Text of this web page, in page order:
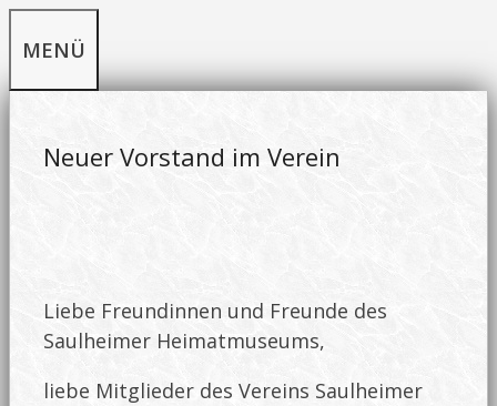
Inhalt
springen
MENÜ
Neuer Vorstand im Verein
Liebe Freundinnen und Freunde des
Saulheimer Heimatmuseums,
liebe Mitglieder des Vereins Saulheimer